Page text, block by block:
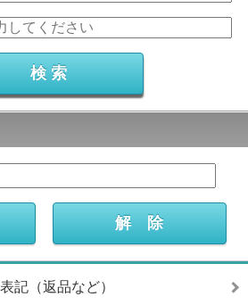
記（返品など）